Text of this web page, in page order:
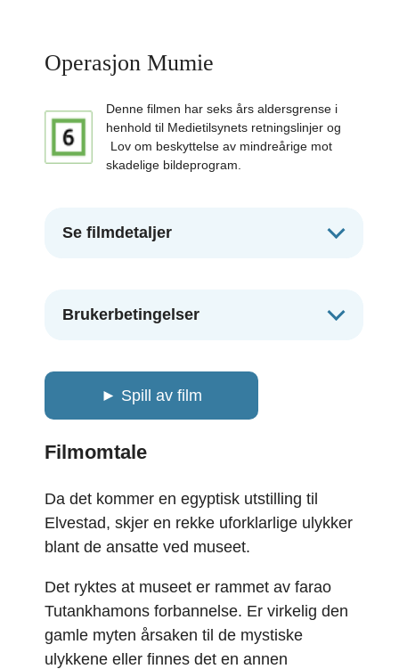
Operasjon Mumie
Denne filmen har seks års aldersgrense i
henhold til Medietilsynets retningslinjer og
Lov om beskyttelse av mindreårige mot
skadelige bildeprogram.
Se filmdetaljer
Brukerbetingelser
► Spill av film
Filmomtale
Da det kommer en egyptisk utstilling til
Elvestad, skjer en rekke uforklarlige ulykker
blant de ansatte ved museet.
Det ryktes at museet er rammet av farao
Tutankhamons forbannelse. Er virkelig den
gamle myten årsaken til de mystiske
ulykkene eller finnes det en annen